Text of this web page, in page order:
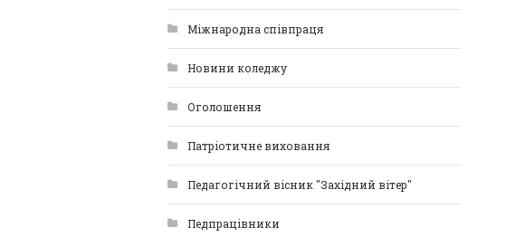
Міжнародна співпраця
Новини коледжу
Оголошення
Патріотичне виховання
Педагогічний вісник "Західний вітер"
Педпрацівники